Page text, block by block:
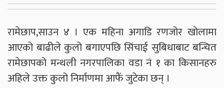
रामेछाप,साउन ४ । एक महिना अगाडि रणजोर खोलामा
आएको बाढीले कुलो बगाएपछि सिंचाई सुबिधाबाट बन्चित
रामेछापको मन्थली नगरपालिका वडा नं १ का किसानहरु
अहिले उक्त कुलो निर्माणमा आफैं जुटेका छन् ।